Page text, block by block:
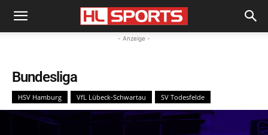
- Anzeige -
Bundesliga
HSV Hamburg VfL Lübeck-Schwartau SV Todesfelde